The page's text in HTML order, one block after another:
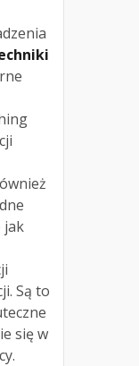
jak
Są to
się w